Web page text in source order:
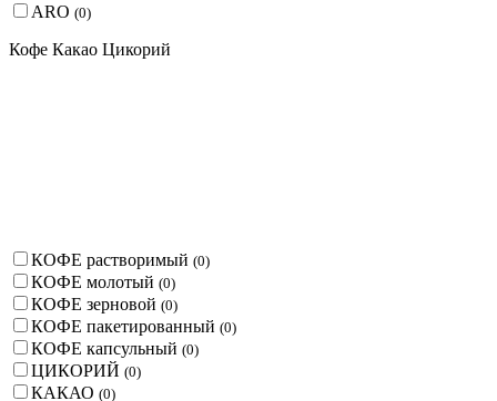
ARO (0)
Кофе Какао Цикорий
КОФЕ растворимый (0)
КОФЕ молотый (0)
КОФЕ зерновой (0)
КОФЕ пакетированный (0)
КОФЕ капсульный (0)
ЦИКОРИЙ (0)
КАКАО (0)